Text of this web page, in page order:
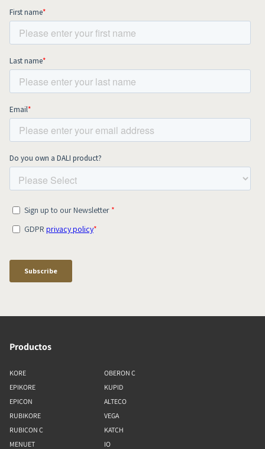
Productos
KORE
EPIKORE
EPICON
RUBIKORE
RUBICON C
MENUET
OBERON C
KUPID
ALTECO
VEGA
KATCH
IO